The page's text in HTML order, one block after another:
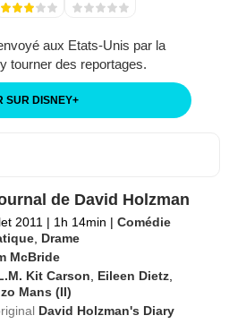
aux Etats-Unis par la
tourner des reportages.
SUR DISNEY+
de David Holzman
2011 | 1h 14min | Comédie
Drame
McBride
Kit Carson Eileen Dietz
Mans (II)
David Holzman's Diary